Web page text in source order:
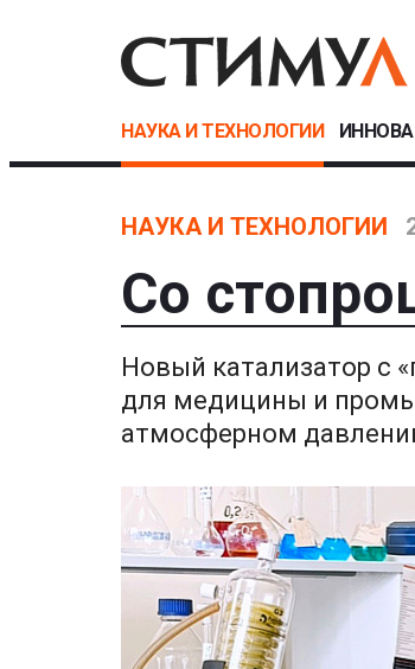
НАУКА И ТЕХНОЛОГИИ
НАУКА И ТЕХНОЛОГИИ
Со
Новый катализатор с
для медицины и
атмосферном